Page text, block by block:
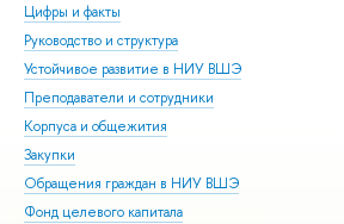
Цифры и факты
Руководство и структура
Устойчивое развитие в НИУ ВШЭ
Преподаватели и сотрудники
Корпуса и общежития
Закупки
Обращения граждан в НИУ ВШЭ
Фонд целевого капитала